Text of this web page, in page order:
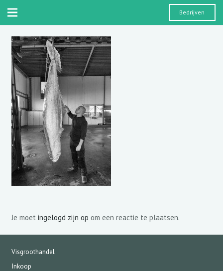
Bedrijven
Je moet ingelogd zijn op om een reactie te plaatsen.
Visgroothandel
Inkoop